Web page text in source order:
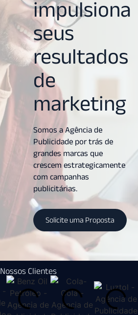
impulsiona
seus
resultados
de
marketing
Somos a Agência de
Publicidade por trás de
grandes marcas que
crescem estrategicamente
com campanhas
publicitárias.
Solicite uma Proposta
Nossos Clientes